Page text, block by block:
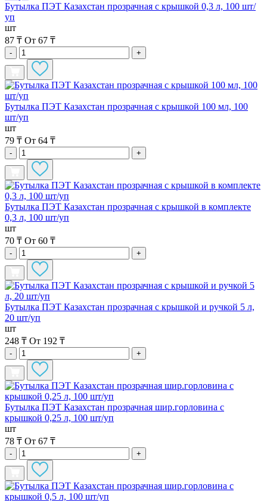
Бутылка ПЭТ Казахстан прозрачная с крышкой 0,3 л, 100 шт/
уп
шт
87 ₸ От 67 ₸
- +
Бутылка ПЭТ Казахстан прозрачная с крышкой 100 мл, 100
шт/уп
шт
79 ₸ От 64 ₸
- +
Бутылка ПЭТ Казахстан прозрачная с крышкой в комплекте
0,3 л, 100 шт/уп
шт
70 ₸ От 60 ₸
- +
Бутылка ПЭТ Казахстан прозрачная с крышкой и ручкой 5 л,
20 шт/уп
шт
248 ₸ От 192 ₸
- +
Бутылка ПЭТ Казахстан прозрачная шир.горловина с
крышкой 0,25 л, 100 шт/уп
шт
78 ₸ От 67 ₸
- +